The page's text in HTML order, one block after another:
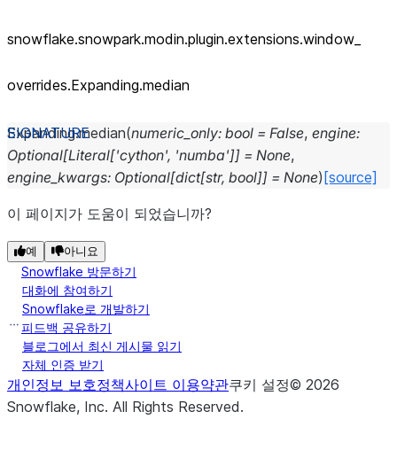
snowflake.snowpark.modin.plugin.extensions.window_
overrides.Expanding.median
Expanding.median(numeric_only: bool = False, engine:
Optional[Literal['cython', 'numba']] = None,
engine_kwargs: Optional[dict[str, bool]] = None) [source]
이 페이지가 도움이 되었습니까?
예 아니요
Snowflake 방문하기
대화에 참여하기
Snowflake로 개발하기
피드백 공유하기
블로그에서 최신 게시물 읽기
자체 인증 받기
개인정보 보호정책사이트 이용약관쿠키 설정© 2026
Snowflake, Inc. All Rights Reserved.